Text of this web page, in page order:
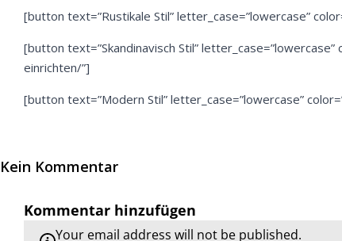
[button text=”Rustikale Stil” letter_case=”lowercase”
[button text=”Skandinavisch Stil” letter_case=”lowercase”
einrichten/”]
[button text=”Modern Stil” letter_case=”lowercase”
Kein Kommentar
Kommentar hinzufügen
Your email address will not be published.